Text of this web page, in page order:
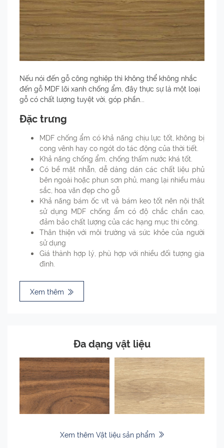
Nếu nói đến gỗ công nghiệp thì không thể không nhắc
đến gỗ MDF lõi xanh chống ẩm, đây thực sự là một loại
gỗ có chất lượng tuyệt vời, góp phần...
Đặc trưng
MDF chống ẩm có khả năng chịu lực tốt, không bị
cong vênh hay co ngót do tác động của thời tiết.
Khả năng chống ẩm, chống thấm nước khá tốt.
Có bề mặt nhẵn, dễ dàng dán các chất liệu phủ
bên ngoài hoặc phun sơn phủ, mang lại nhiều màu
sắc, hoa văn đẹp cho gỗ
Khả năng bám ốc vít và bám keo tốt nên nội thất
sử dụng MDF chống ẩm có độ chắc chắn cao,
đảm bảo chất lượng của các hạng mục thi công.
Thân thiện với môi trường và sức khỏe của người
sử dụng
Giá thành hợp lý, phù hợp với nhiều đối tượng gia
đình.
Xem thêm
Đa dạng vật liệu
Xem thêm Vật liệu sản phẩm